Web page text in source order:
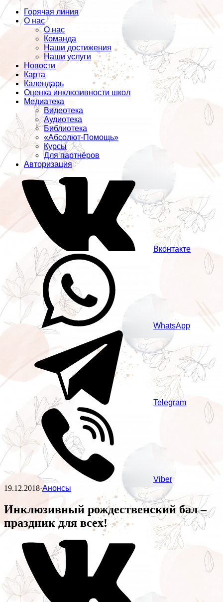
Горячая линия
О нас
О нас
Команда
Наши достижения
Наши услуги
Новости
Карта
Календарь
Оценка инклюзивности школ
Медиатека
Видеотека
Аудиотека
Библиотека
«Абсолют-Помощь»
Курсы
Для партнёров
Авторизация
Вконтакте
WhatsApp
Telegram
Viber
19.12.2018·Анонсы
Инклюзивный рождественский бал –
праздник для всех!